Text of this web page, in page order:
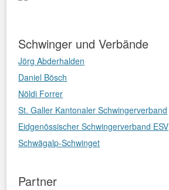
Schwinger und Verbände
Jörg Abderhalden
Daniel Bösch
Nöldi Forrer
St. Galler Kantonaler Schwingerverband
Eidgenössischer Schwingerverband ESV
Schwägalp-Schwinget
Partner